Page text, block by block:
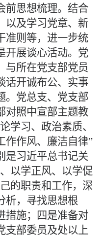
前思想梳理。结合
以及学习党章、新
准则等，进一步统
开展谈心活动。党
与所在党支部党员
话开诚布公、实事
。党总支、党支部
对照中宣部主题教
学习、政治素质、
作作风、廉洁自律”
是习近平总书记关
以学正风、以学促
的职责和工作，深
析，寻找思想根
措施；四是准备对
支部委员及处以上